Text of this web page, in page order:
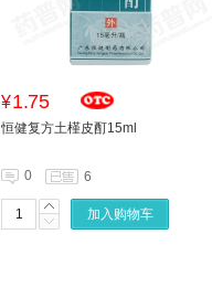
¥1.75
恒健复方土槿皮酊15ml
0 6
加入购物车